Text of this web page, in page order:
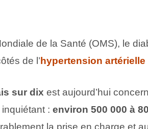
de la Santé (OMS), le
de l’hypertension artérielle
sur dix est aujourd’hui
: environ 500 000 à
la prise en charge et